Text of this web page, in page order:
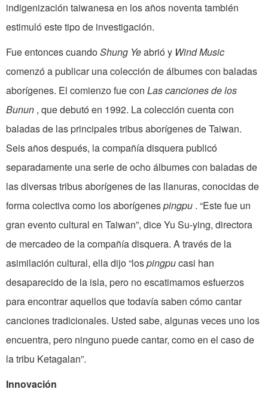
indigenización taiwanesa en los años noventa también
estimuló este tipo de investigación.
Fue entonces cuandoShung Yeabrió y Wind Music
comenzó a publicar una colección de álbumes con baladas
aborígenes. El comienzo fue con Las canciones de los
Bunun , que debutó en 1992. La colección cuenta con
baladas de las principales tribus aborígenes de Taiwan.
Seis años después, la compañía disquera publicó
separadamente una serie de ocho álbumes con baladas de
las diversas tribus aborígenes de las llanuras, conocidas de
forma colectiva como los aborígenespingpu . “Este fue un
gran evento cultural en Taiwan”, dice Yu Su-ying, directora
de mercadeo de la compañía disquera. A través de la
asimilación cultural, ella dijo “lospingpucasi han
desaparecido de la isla, pero no escatimamos esfuerzos
para encontrar aquellos que todavía saben cómo cantar
canciones tradicionales. Usted sabe, algunas veces uno los
encuentra, pero ninguno puede cantar, como en el caso de
la tribu Ketagalan”.
Innovación